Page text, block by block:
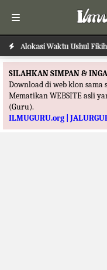
Alokasi Waktu Ushul
Alokasi Waktu Ilmu
SILAHKAN SIMPAN &
Download di web klon
Mematikan WEBSITE asli
(Guru).
ILMUGURU.org |